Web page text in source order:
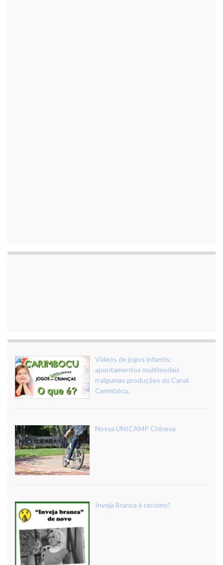
Vídeos de jogos infantis:
apontamentos multimodais
n’algumas produções do Canal
Carimbócu.
Nossa UNICAMP Chinesa
Inveja Branca é racismo?